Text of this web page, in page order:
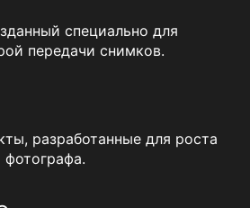
специально для
передачи снимков.
разработанные для роста